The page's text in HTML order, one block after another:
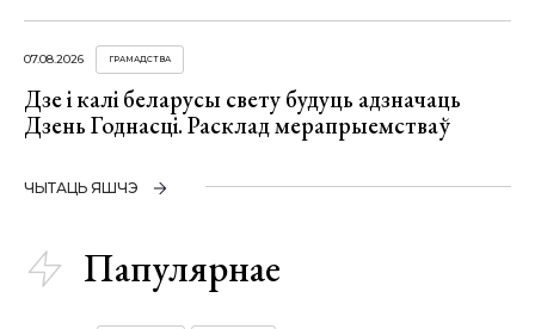
07.08.2026 ГРАМАДСТВА
Дзе і калі беларусы свету будуць адзначаць
Дзень Годнасці. Расклад мерапрыемстваў
ЧЫТАЦЬ ЯШЧЭ
Папулярнае